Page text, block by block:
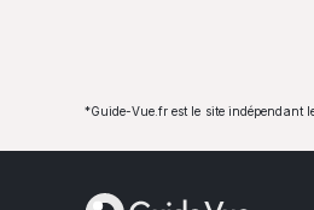
*Guide-Vue.fr est le site indépendant